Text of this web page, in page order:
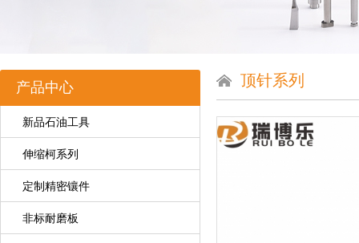
产品中心
新品石油工具
伸缩柯系列
定制精密镶件
非标耐磨板
顶针系列